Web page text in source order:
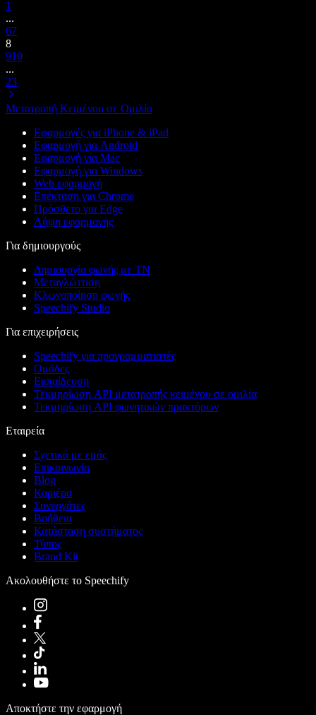
1
...
67
8
910
...
23
Μετατροπή Κειμένου σε Ομιλία
Εφαρμογές για iPhone & iPad
Εφαρμογή για Android
Εφαρμογή για Mac
Εφαρμογή για Windows
Web εφαρμογή
Επέκταση για Chrome
Πρόσθετο για Edge
Λήψη εφαρμογής
Για δημιουργούς
Δημιουργία φωνής με ΤΝ
Μεταγλώττιση
Κλωνοποίηση φωνής
Speechify Studio
Για επιχειρήσεις
Speechify για προγραμματιστές
Ομάδες
Εκπαίδευση
Τεκμηρίωση API μετατροπής κειμένου σε ομιλία
Τεκμηρίωση API φωνητικών πρακτόρων
Εταιρεία
Σχετικά με εμάς
Επικοινωνία
Blog
Καριέρα
Συνεργάτες
Βοήθεια
Κατάσταση συστήματος
Τύπος
Brand Kit
Ακολουθήστε το Speechify
Αποκτήστε την εφαρμογή